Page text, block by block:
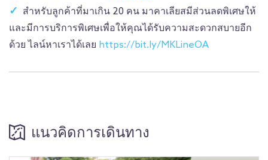
สำหรับลูกค้าที่มาเกิน 20 คน มาคาเลียสมีส่วนลดพิเศษให้
และมีการบริการพิเศษเพื่อให้คุณได้รับความสะดวกสบายอีก
ด้วย ไลน์หาเราได้เลย https://bit.ly/MKLineOA
แนวคิดการเดินทาง